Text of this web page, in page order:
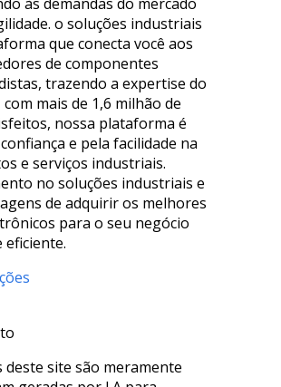
o soluções industriais
que conecta você aos
de componentes
trazendo a expertise do
mais de 1,6 milhão de
nossa plataforma é
e pela facilidade na
e serviços industriais.
no soluções industriais e
de adquirir os melhores
para o seu negócio
eficiente.
deste site são meramente